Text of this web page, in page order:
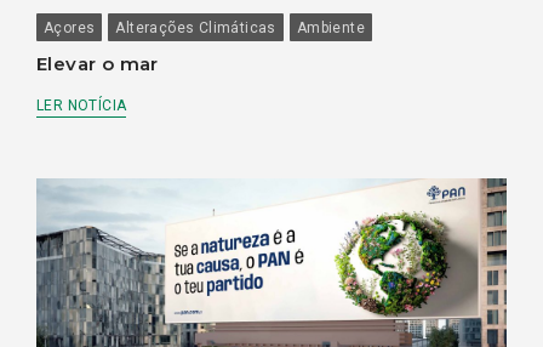
Açores Alterações Climáticas Ambiente
Elevar o mar
LER NOTÍCIA